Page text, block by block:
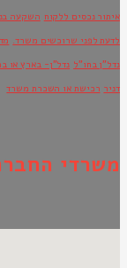
איתור נכסים ללקוח השקעה
לדעת לפני שרוכשים משרד.
נדל"ן בחו"ל נדל"ן- בארץ או
דניר רכישת או השכרת משרד
משרדי